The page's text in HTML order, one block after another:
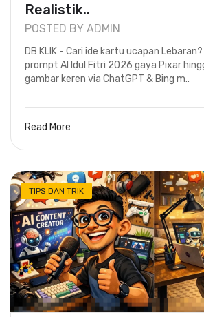
Realistik..
POSTED BY ADMIN
DB KLIK - Cari ide kartu ucapan
prompt AI Idul Fitri 2026 gaya Pixar
gambar keren via ChatGPT & Bing m..
Read More
TIPS DAN TRIK